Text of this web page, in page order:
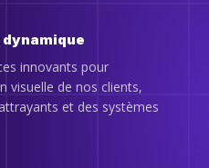
innovants pour
visuelle de nos clients,
et des systèmes